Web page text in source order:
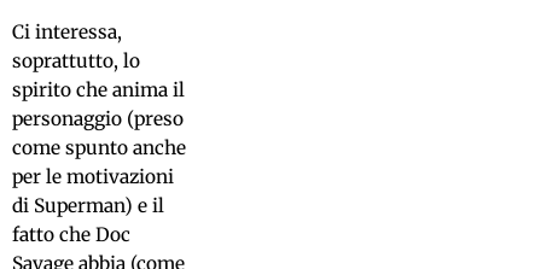
Ci interessa,
soprattutto, lo
spirito che anima il
personaggio (preso
come spunto anche
per le motivazioni
di Superman) e il
fatto che Doc
Savage abbia (come